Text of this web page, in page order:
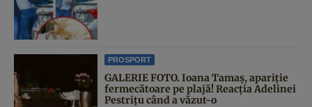
PROSPORT
GALERIE FOTO. Ioana Tamaş, apariție
fermecătoare pe plajă! Reacția Adelinei
Pestrițu când a văzut-o